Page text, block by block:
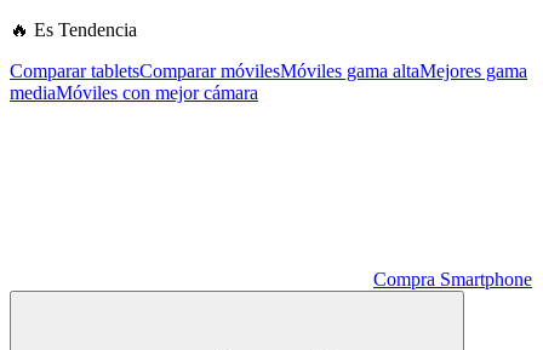
🔥 Es Tendencia
Comparar tabletsComparar móvilesMóviles gama altaMejores gama
mediaMóviles con mejor cámara
Compra Smartphone